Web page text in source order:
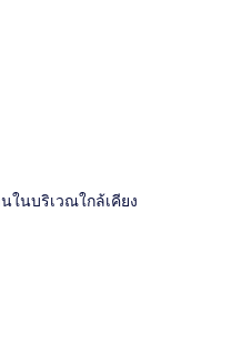
ในบริเวณใกล้เคียง